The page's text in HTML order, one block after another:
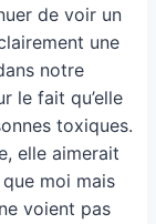
de voir un
une
notre
le fait qu’elle
toxiques.
elle aimerait
moi mais
voient pas